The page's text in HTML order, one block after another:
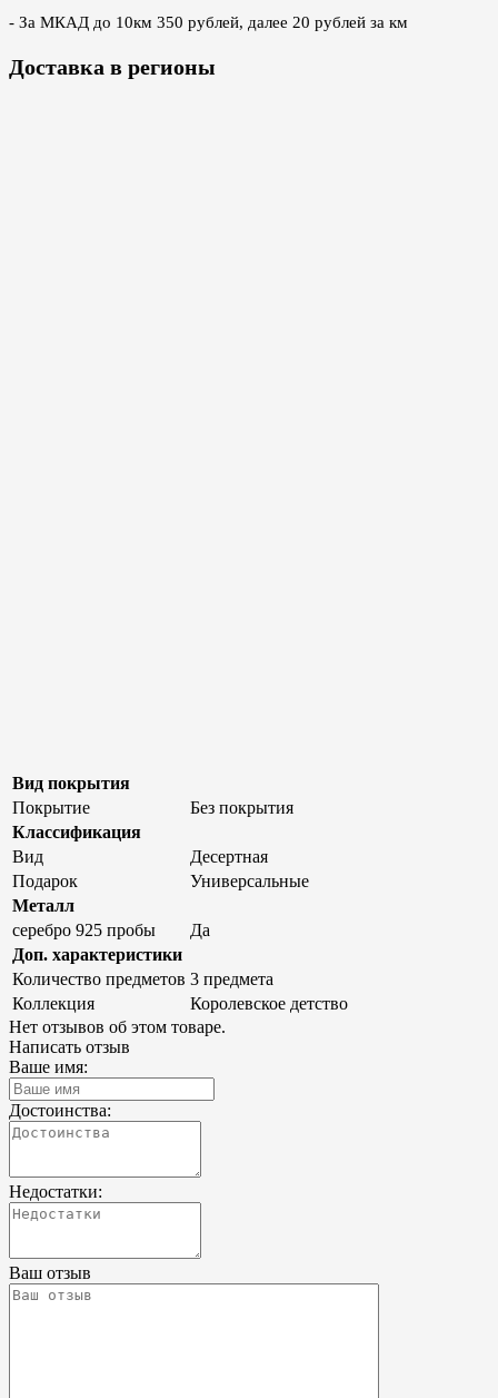
- За МКАД до 10км 350 рублей, далее 20 рублей за км
Доставка в регионы
Вид покрытия
Покрытие
Без покрытия
Классификация
Вид
Десертная
Подарок
Универсальные
Металл
серебро 925 пробы
Да
Доп. характеристики
Количество предметов 3 предмета
Коллекция
Королевское детство
Нет отзывов об этом товаре.
Написать отзыв
Ваше имя:
Достоинства:
Недостатки:
Ваш отзыв